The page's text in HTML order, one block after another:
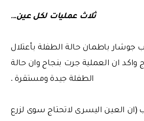
ثلاث عمليات لكل عين...
باطمان حالة الطفلة بأعتلال
واكد ان العملية جرت بنجاح وان حالة
الطفلة جيدة ومستقرة .
(ان العين اليسرى لاتحتاج سوى لزرع